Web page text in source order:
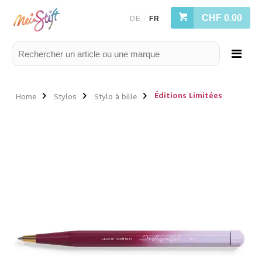
DE / FR CHF 0.00
Home Stylos Stylo à bille Éditions Limitées